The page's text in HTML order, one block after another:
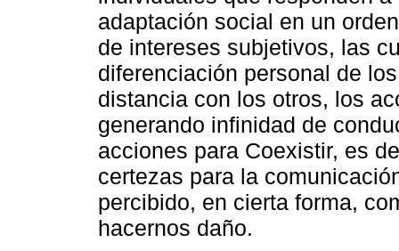
adaptación social en un
de intereses subjetivos, las
diferenciación personal de
distancia con los otros, los
generando infinidad de
acciones para Coexistir, es
certezas para la
percibido, en cierta forma,
hacernos daño.